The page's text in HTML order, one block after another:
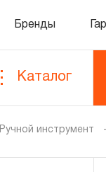
Бренды
Каталог
Ручной инструмент